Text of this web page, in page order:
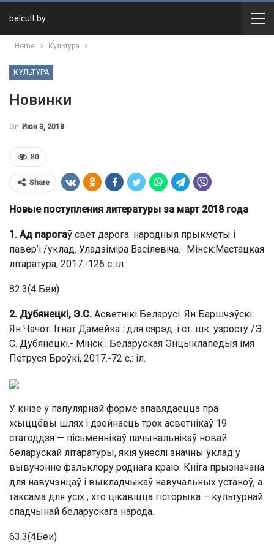
belcult.by
Home Культура
КУЛЬТУРА
Новинки
On Июн 3, 2018
80
Share
Новые поступления литературы за март 2018 года
1. Ад парогаў свет дарога: народныя прыкметы і
павер’і /уклад. Уладзіміра Васілевіча.- Мінск:Мастацкая
літаратура, 2017.-126 с.:іл
82.3(4 Беи)
2. Дубянецкі, Э.С. Асветнікі Беларусі. Ян Баршчэўскі.
Ян Чачот. Ігнат Дамейка : для сярэд. і ст. шк. узросту /Э.
С. Дубянецкі.- Мінск : Беларуская Энцыклапедыя імя
Петруся Броўкі, 2017.-72 с,: іл.
У кнізе ў папулярнай форме апавядаецца пра
жыццёвы шлях і дзейнасць трох асветнікаў 19
стагоддзя — пісьменнікаў пачынальнікаў новай
беларускай літаратуры, якія ўнеслі значны ўклад у
вывучэнне фальклору роднага краю. Кніга прызначана
для навучэнцаў і выкладчыкаў навучальных устаноў, а
таксама для ўсіх , хто цікавіцца гісторыка – культурнай
спадчынай беларускага народа.
63.3(4Беи)